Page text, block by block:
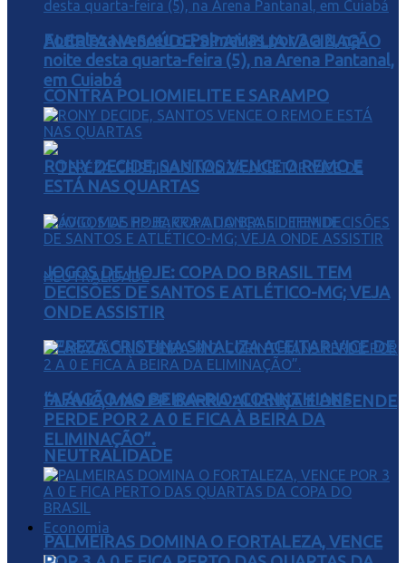
ALERTA NA SAÚDE: SP AMPLIA VACINAÇÃO
CONTRA POLIOMIELITE E SARAMPO
TEREZA CRISTINA SINALIZA ACEITAR VICE DE
FLÁVIO, MAS PP BARRA ALIANÇA E DEFENDE
NEUTRALIDADE
Economia
Fortaleza venceu o Palmeiras por 3 a 2, na
noite desta quarta-feira (5), na Arena Pantanal,
em Cuiabá
RONY DECIDE, SANTOS VENCE O REMO E
ESTÁ NAS QUARTAS
JOGOS DE HOJE: COPA DO BRASIL TEM
DECISÕES DE SANTOS E ATLÉTICO-MG; VEJA
ONDE ASSISTIR
“APAGÃO NO BEIRA-RIO: CORINTHIANS
PERDE POR 2 A 0 E FICA À BEIRA DA
ELIMINAÇÃO”.
PALMEIRAS DOMINA O FORTALEZA, VENCE